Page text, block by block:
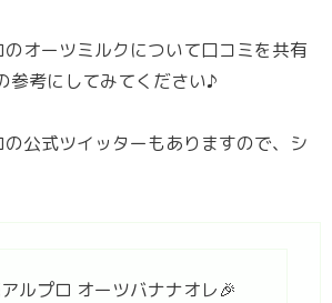
オーツミルクについて口コミを共有
参考にしてみてください♪
公式ツイッターもありますので、シ
ルプロ オーツバナナオレ🎉​